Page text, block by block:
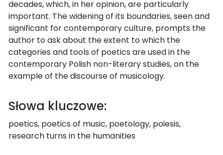
decades, which, in her opinion, are particularly
important. The widening of its boundaries, seen and
significant for contemporary culture, prompts the
author to ask about the extent to which the
categories and tools of poetics are used in the
contemporary Polish non-literary studies, on the
example of the discourse of musicology.
Słowa kluczowe:
poetics, poetics of music, poetology, poiesis,
research turns in the humanities